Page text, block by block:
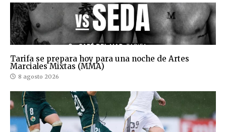
Tarifa se prepara hoy para una noche de Artes
Marciales Mixtas (MMA)
8 agosto 2026